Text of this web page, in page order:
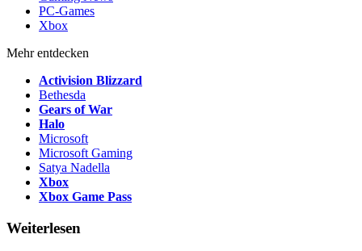
PC-Games
Xbox
Mehr entdecken
Activision Blizzard
Bethesda
Gears of War
Halo
Microsoft
Microsoft Gaming
Satya Nadella
Xbox
Xbox Game Pass
Weiterlesen